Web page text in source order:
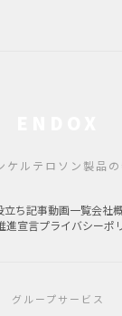
ケルテロソン製品
立ち記事動画一覧会社
進宣言プライバシーポ
グループサービス